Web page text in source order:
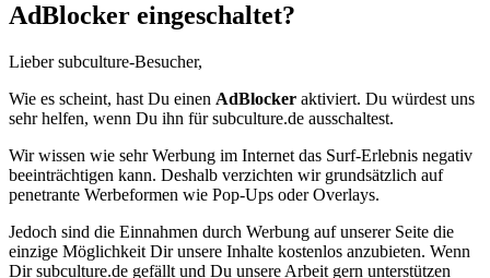
AdBlocker eingeschaltet?
Lieber subculture-Besucher,
Wie es scheint, hast Du einen AdBlocker aktiviert. Du würdest uns
sehr helfen, wenn Du ihn für subculture.de ausschaltest.
Wir wissen wie sehr Werbung im Internet das Surf-Erlebnis negativ
beeinträchtigen kann. Deshalb verzichten wir grundsätzlich auf
penetrante Werbeformen wie Pop-Ups oder Overlays.
Jedoch sind die Einnahmen durch Werbung auf unserer Seite die
einzige Möglichkeit Dir unsere Inhalte kostenlos anzubieten. Wenn
Dir subculture.de gefällt und Du unsere Arbeit gern unterstützen